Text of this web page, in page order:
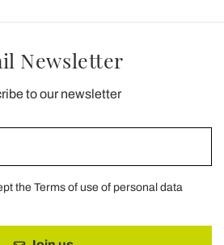
Newsletter
to our newsletter
the Terms of use of personal data